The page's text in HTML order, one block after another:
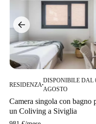
RESIDENZA■
DISPONIBILE DAL
AGOSTO
Camera singola con bagno
un Coliving a Siviglia